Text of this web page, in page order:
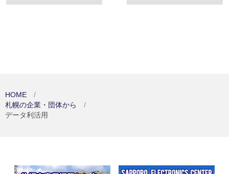
HOME
札幌の企業・団体から
データ利活用